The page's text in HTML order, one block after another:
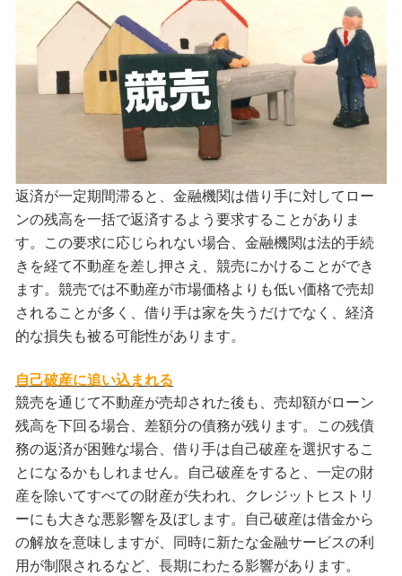
返済が一定期間滞ると、金融機関は借り手に対してロー
ンの残高を一括で返済するよう要求することがありま
す。この要求に応じられない場合、金融機関は法的手続
きを経て不動産を差し押さえ、競売にかけることができ
ます。競売では不動産が市場価格よりも低い価格で売却
されることが多く、借り手は家を失うだけでなく、経済
的な損失も被る可能性があります。
自己破産に追い込まれる
競売を通じて不動産が売却された後も、売却額がローン
残高を下回る場合、差額分の債務が残ります。この残債
務の返済が困難な場合、借り手は自己破産を選択するこ
とになるかもしれません。自己破産をすると、一定の財
産を除いてすべての財産が失われ、クレジットヒストリ
ーにも大きな悪影響を及ぼします。自己破産は借金から
の解放を意味しますが、同時に新たな金融サービスの利
用が制限されるなど、長期にわたる影響があります。